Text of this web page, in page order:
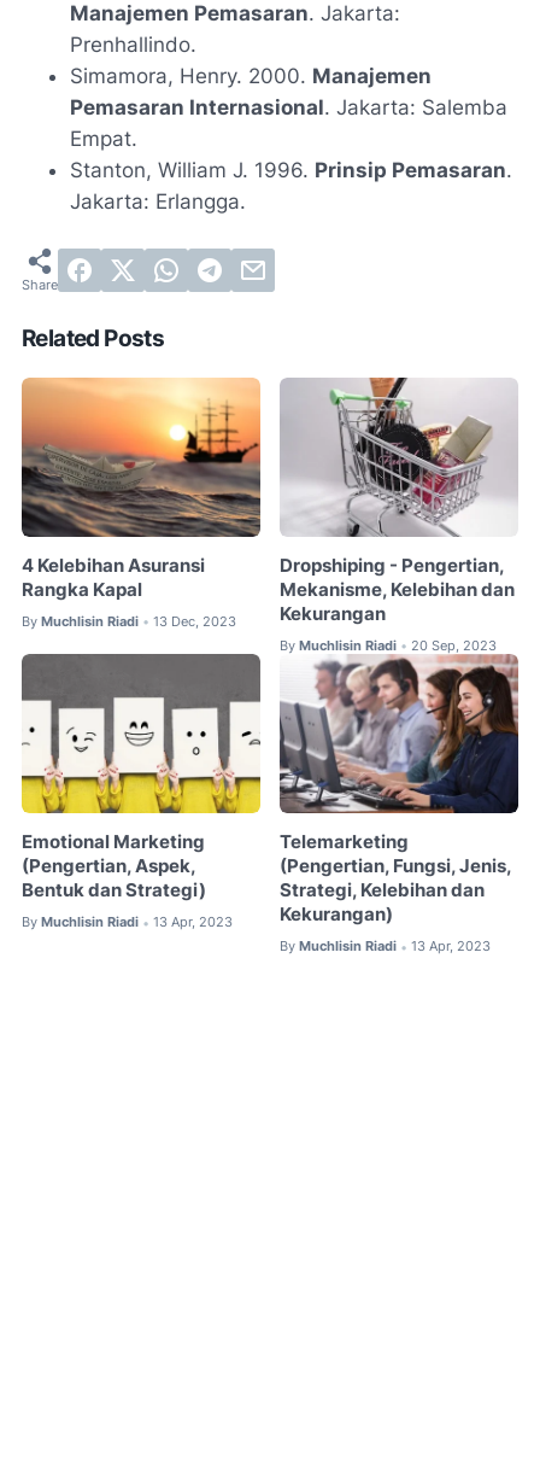
Manajemen Pemasaran. Jakarta:
Prenhallindo.
Simamora, Henry. 2000. Manajemen
Pemasaran Internasional. Jakarta: Salemba
Empat.
Stanton, William J. 1996. Prinsip Pemasaran.
Jakarta: Erlangga.
Related Posts
4 Kelebihan Asuransi
Rangka Kapal
By Muchlisin Riadi • 13 Dec, 2023
Dropshiping - Pengertian,
Mekanisme, Kelebihan dan
Kekurangan
By Muchlisin Riadi • 20 Sep, 2023
Emotional Marketing
(Pengertian, Aspek,
Bentuk dan Strategi)
By Muchlisin Riadi • 13 Apr, 2023
Telemarketing
(Pengertian, Fungsi, Jenis,
Strategi, Kelebihan dan
Kekurangan)
By Muchlisin Riadi • 13 Apr, 2023